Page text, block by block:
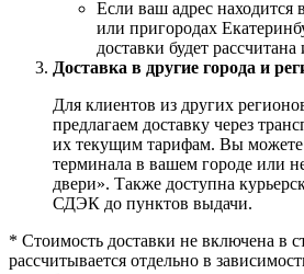
Если ваш адрес находится
или пригородах
доставки будет
Доставка в другие города и
Для клиентов из других
предлагаем доставку через
их текущим тарифам. Вы можете
терминала в вашем городе или
двери». Также доступна
СДЭК до пунктов выдачи.
* Стоимость доставки не включена в
рассчитывается отдельно в